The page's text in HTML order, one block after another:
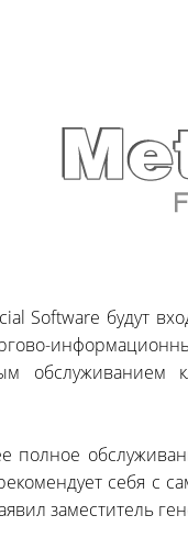
Software будут
обслуживанием
полное
себя
заместитель